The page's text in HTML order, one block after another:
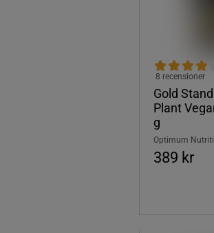
Gold
Plant
g
8 recensioner
Optimum
389 kr